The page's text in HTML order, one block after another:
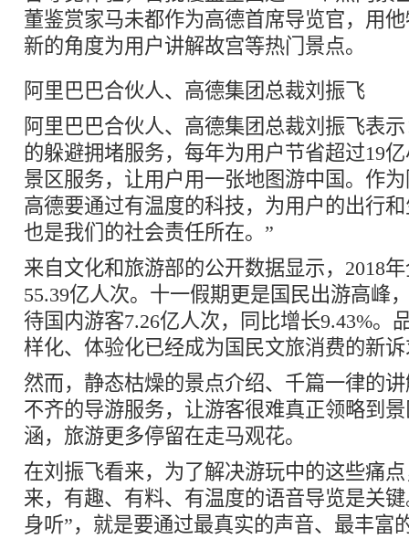
董鉴赏家马未都作为高德首席导览官，用
新的角度为用户讲解故宫等热门景点。
阿里巴巴合伙人、高德集团总裁刘振飞
阿里巴巴合伙人、高德集团总裁刘振飞表
的躲避拥堵服务，每年为用户节省超过19
景区服务，让用户用一张地图游中国。作
高德要通过有温度的科技，为用户的出行
也是我们的社会责任所在。”
来自文化和旅游部的公开数据显示，2018
55.39亿人次。十一假期更是国民出游高峰
待国内游客7.26亿人次，同比增长9.43%。
样化、体验化已经成为国民文旅消费的新
然而，静态枯燥的景点介绍、千篇一律的
不齐的导游服务，让游客很难真正领略到
涵，旅游更多停留在走马观花。
在刘振飞看来，为了解决游玩中的这些痛
来，有趣、有料、有温度的语音导览是关
身听”，就是要通过最真实的声音、最丰富